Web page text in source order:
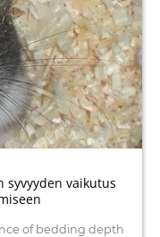
syvyyden vaikutus
of bedding depth